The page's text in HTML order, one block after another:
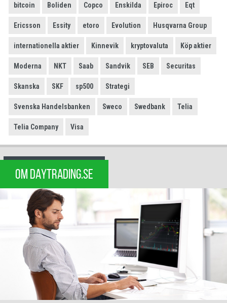
bitcoin Boliden Copco Enskilda Epiroc Eqt
Ericsson Essity etoro Evolution Husqvarna Group
internationella aktier Kinnevik kryptovaluta Köp aktier
Moderna NKT Saab Sandvik SEB Securitas
Skanska SKF sp500 Strategi
Svenska Handelsbanken Sweco Swedbank Telia
Telia Company Visa
OM DAYTRADING.SE